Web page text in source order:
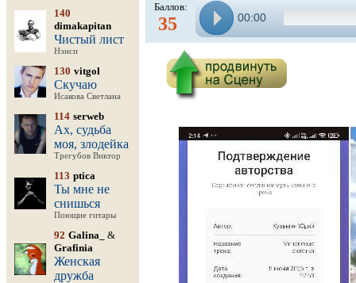
140
dimakapitan
Чистый лист
Нэнси
130 vitgol
Скучаю
Исакова Светлана
114 serweb
Ах, судьба
моя, злодейка
Трегубов Виктор
113 ptica
Ты мне не
снишься
Поющие гитары
92 Galina_
&
Grafinia
Женская
дружба
Баллов:
35 00:00